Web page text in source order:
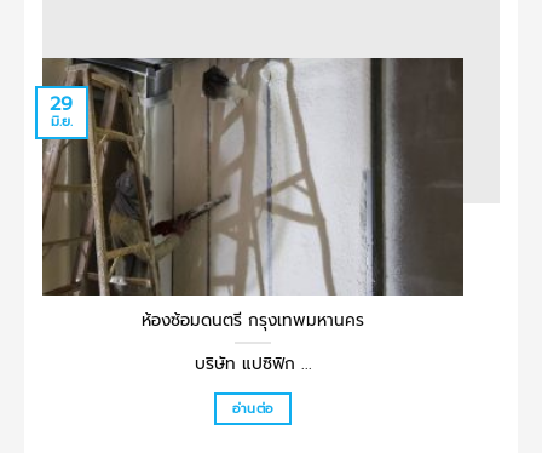
ห้องซ้อมดนตรี กรุงเทพมหานคร
บริษัท แปซิฟิก ...
อ่านต่อ
29
มิ.ย.